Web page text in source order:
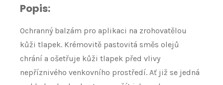
Popis:
Ochranný balzám pro aplikaci na zrohovatělou
kůži tlapek. Krémovitě pastovitá směs olejů
chrání a ošetřuje kůži tlapek před vlivy
nepříznivého venkovního prostředí. Ať již se jedná